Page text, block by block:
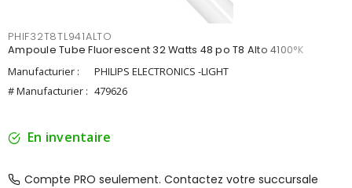
PHIF32T8TL941ALTO
Ampoule Tube Fluorescent 32 Watts 48 po T8 Alto 4100°K
Manufacturier :
PHILIPS ELECTRONICS -LIGHT
# Manufacturier : 479626
En inventaire
Compte PRO seulement. Contactez votre succursale